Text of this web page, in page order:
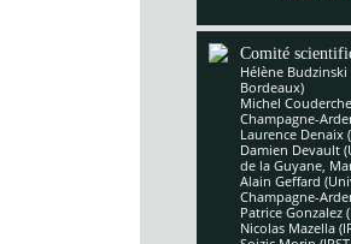
Comité
Hélène
Bordeaux)
Michel
Champagne-
Laurence Denaix
Damien Devault
de la Guyane,
Alain Geffard
Champagne-
Patrice Gonzalez
Nicolas Mazella